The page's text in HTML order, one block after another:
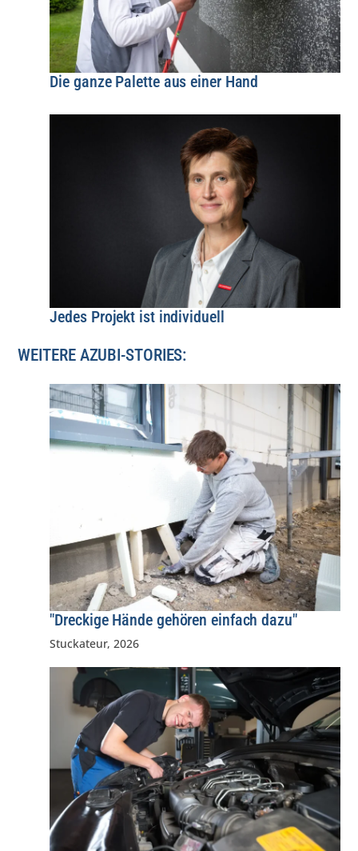
Die ganze Palette aus einer Hand
Jedes Projekt ist individuell
WEITERE AZUBI-STORIES:
"Dreckige Hände gehören einfach dazu"
Stuckateur,2026